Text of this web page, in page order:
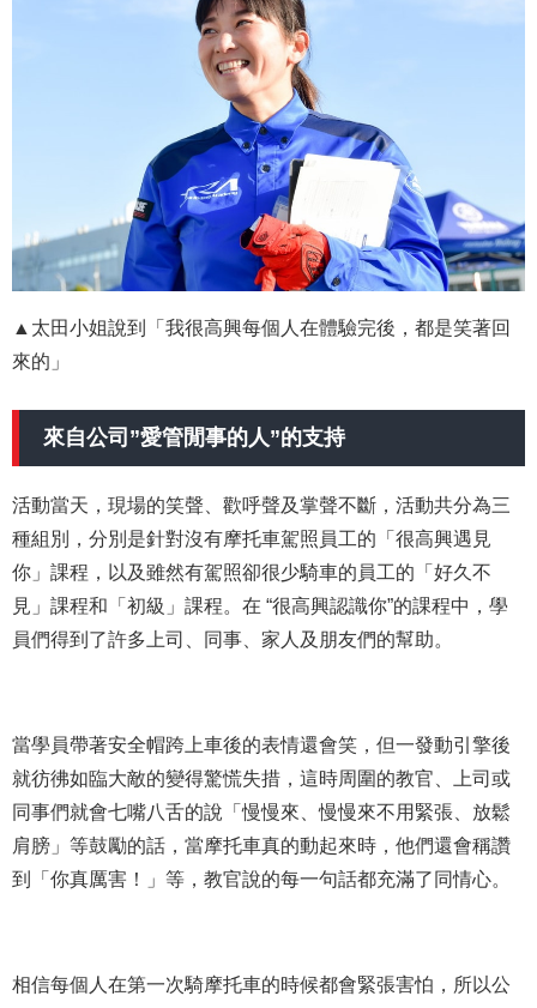
▲太田小姐說到「我很高興每個人在體驗完後，都是笑著回
來的」
來自公司”愛管閒事的人”的支持
活動當天，現場的笑聲、歡呼聲及掌聲不斷，活動共分為三
種組別，分別是針對沒有摩托車駕照員工的「很高興遇見
你」課程，以及雖然有駕照卻很少騎車的員工的「好久不
見」課程和「初級」課程。在 “很高興認識你”的課程中，學
員們得到了許多上司、同事、家人及朋友們的幫助。
當學員帶著安全帽跨上車後的表情還會笑，但一發動引擎後
就彷彿如臨大敵的變得驚慌失措，這時周圍的教官、上司或
同事們就會七嘴八舌的說「慢慢來、慢慢來不用緊張、放鬆
肩膀」等鼓勵的話，當摩托車真的動起來時，他們還會稱讚
到「你真厲害！」等，教官說的每一句話都充滿了同情心。
相信每個人在第一次騎摩托車的時候都會緊張害怕，所以公